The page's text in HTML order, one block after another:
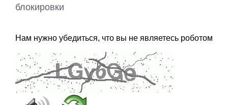
блокировки
Нам нужно убедиться, что вы не являетесь роботом